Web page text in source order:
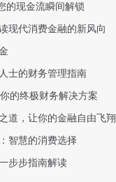
的现金流瞬间解锁
现代消费金融的新风向
士的财务管理指南
的终极财务解决方案
道，让你的金融自由飞翔
智慧的消费选择
步步指南解读